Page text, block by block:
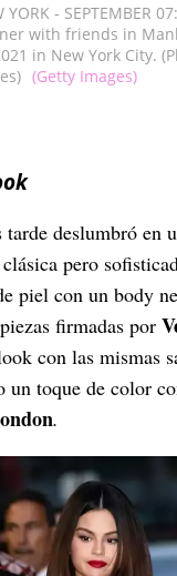
YORK - SEPTEMBER
with friends in
in New York City.
(Getty Images)
tarde deslumbró en
pero
piel con un body
firmadas por
con las mismas
un toque de color
.